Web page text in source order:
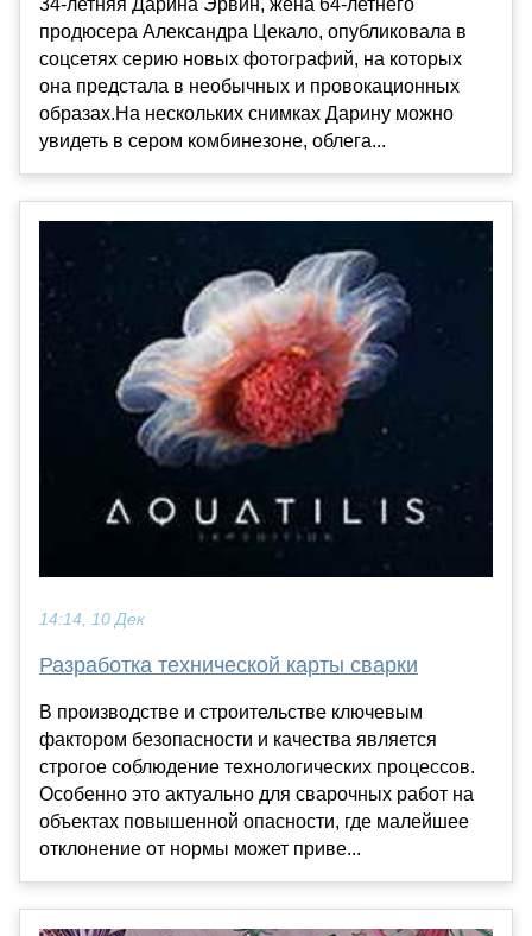
34-летняя Дарина Эрвин, жена 64-летнего
продюсера Александра Цекало, опубликовала в
соцсетях серию новых фотографий, на которых
она предстала в необычных и провокационных
образах.На нескольких снимках Дарину можно
увидеть в сером комбинезоне, облега...
14:14, 10 Дек
Разработка технической карты сварки
В производстве и строительстве ключевым
фактором безопасности и качества является
строгое соблюдение технологических процессов.
Особенно это актуально для сварочных работ на
объектах повышенной опасности, где малейшее
отклонение от нормы может приве...